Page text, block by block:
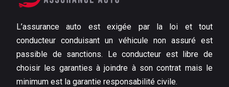
L’assurance auto est exigée par la loi et tout
conducteur conduisant un véhicule non assuré est
passible de sanctions. Le conducteur est libre de
choisir les garanties à joindre à son contrat mais le
minimum est la garantie responsabilité civile.